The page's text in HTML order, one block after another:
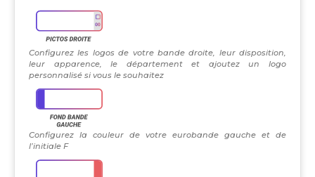
Configurez les logos de votre bande droite, leur disposition,
leur apparence, le département et ajoutez un logo
personnalisé si vous le souhaitez
Configurez la couleur de votre eurobande gauche et de
l’initiale F